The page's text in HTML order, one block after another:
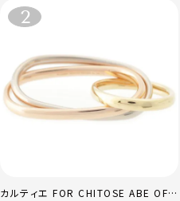
カルティエ FOR CHITOSE ABE OF